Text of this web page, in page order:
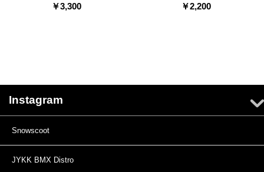
￥3,300 ￥2,200
Instagram
Snowscoot
JYKK BMX Distro